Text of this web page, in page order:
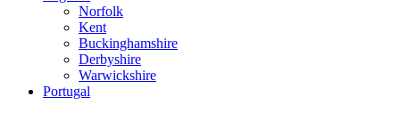
Norfolk
Kent
Buckinghamshire
Derbyshire
Warwickshire
Portugal